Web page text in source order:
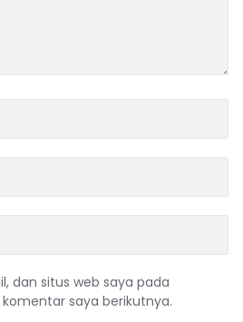
dan situs web saya pada
saya berikutnya.